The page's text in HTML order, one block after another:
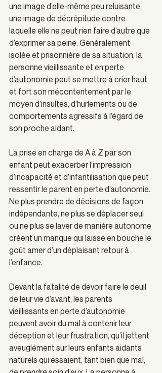
une image d’elle-même peu reluisante,
une image de décrépitude contre
laquelle elle ne peut rien faire d’autre que
d’exprimer sa peine. Généralement
isolée et prisonnière de sa situation, la
personne vieillissante et en perte
d’autonomie peut se mettre à crier haut
et fort son mécontentement par le
moyen d’insultes, d’hurlements ou de
comportements agressifs à l’égard de
son proche aidant.
La prise en charge de A à Z par son
enfant peut exacerber l’impression
d’incapacité et d’infantilisation que peut
ressentir le parent en perte d’autonomie.
Ne plus prendre de décisions de façon
indépendante, ne plus se déplacer seul
ou ne plus se laver de manière autonome
créent un manque qui laisse en bouche le
goût amer d’un déplaisant retour à
l’enfance.
Devant la fatalité de devoir faire le deuil
de leur vie d’avant, les parents
vieillissants en perte d’autonomie
peuvent avoir du mal à contenir leur
déception et leur frustration, qu’il jettent
aveuglément sur leurs enfants aidants
naturels qui essaient, tant bien que mal,